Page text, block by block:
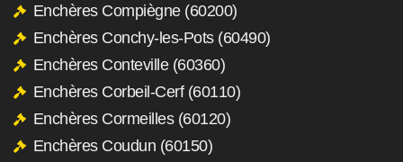
Enchères Compiègne (60200)
Enchères Conchy-les-Pots (60490)
Enchères Conteville (60360)
Enchères Corbeil-Cerf (60110)
Enchères Cormeilles (60120)
Enchères Coudun (60150)